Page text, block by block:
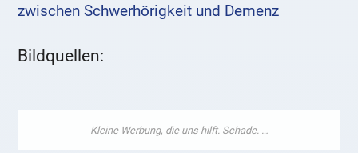
zwischen Schwerhörigkeit und Demenz
Bildquellen: